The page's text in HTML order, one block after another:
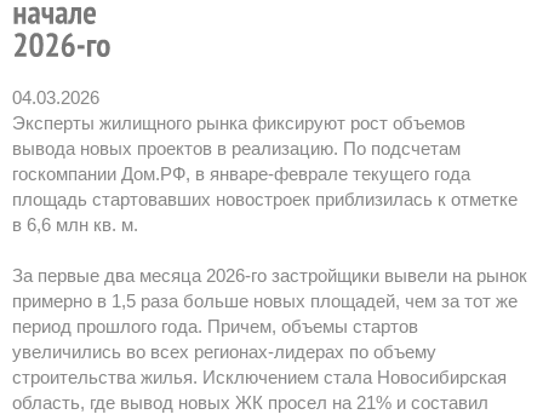
04.03.2026
Эксперты жилищного рынка фиксируют рост объемов
вывода новых проектов в реализацию. По подсчетам
госкомпании Дом.РФ, в январе-феврале текущего года
площадь стартовавших новостроек приблизилась к отметке
в 6,6 млн кв. м.
За первые два месяца 2026-го застройщики вывели на рынок
примерно в 1,5 раза больше новых площадей, чем за тот же
период прошлого года. Причем, объемы стартов
увеличились во всех регионах-лидерах по объему
строительства жилья. Исключением стала Новосибирская
область, где вывод новых ЖК просел на 21% и составил